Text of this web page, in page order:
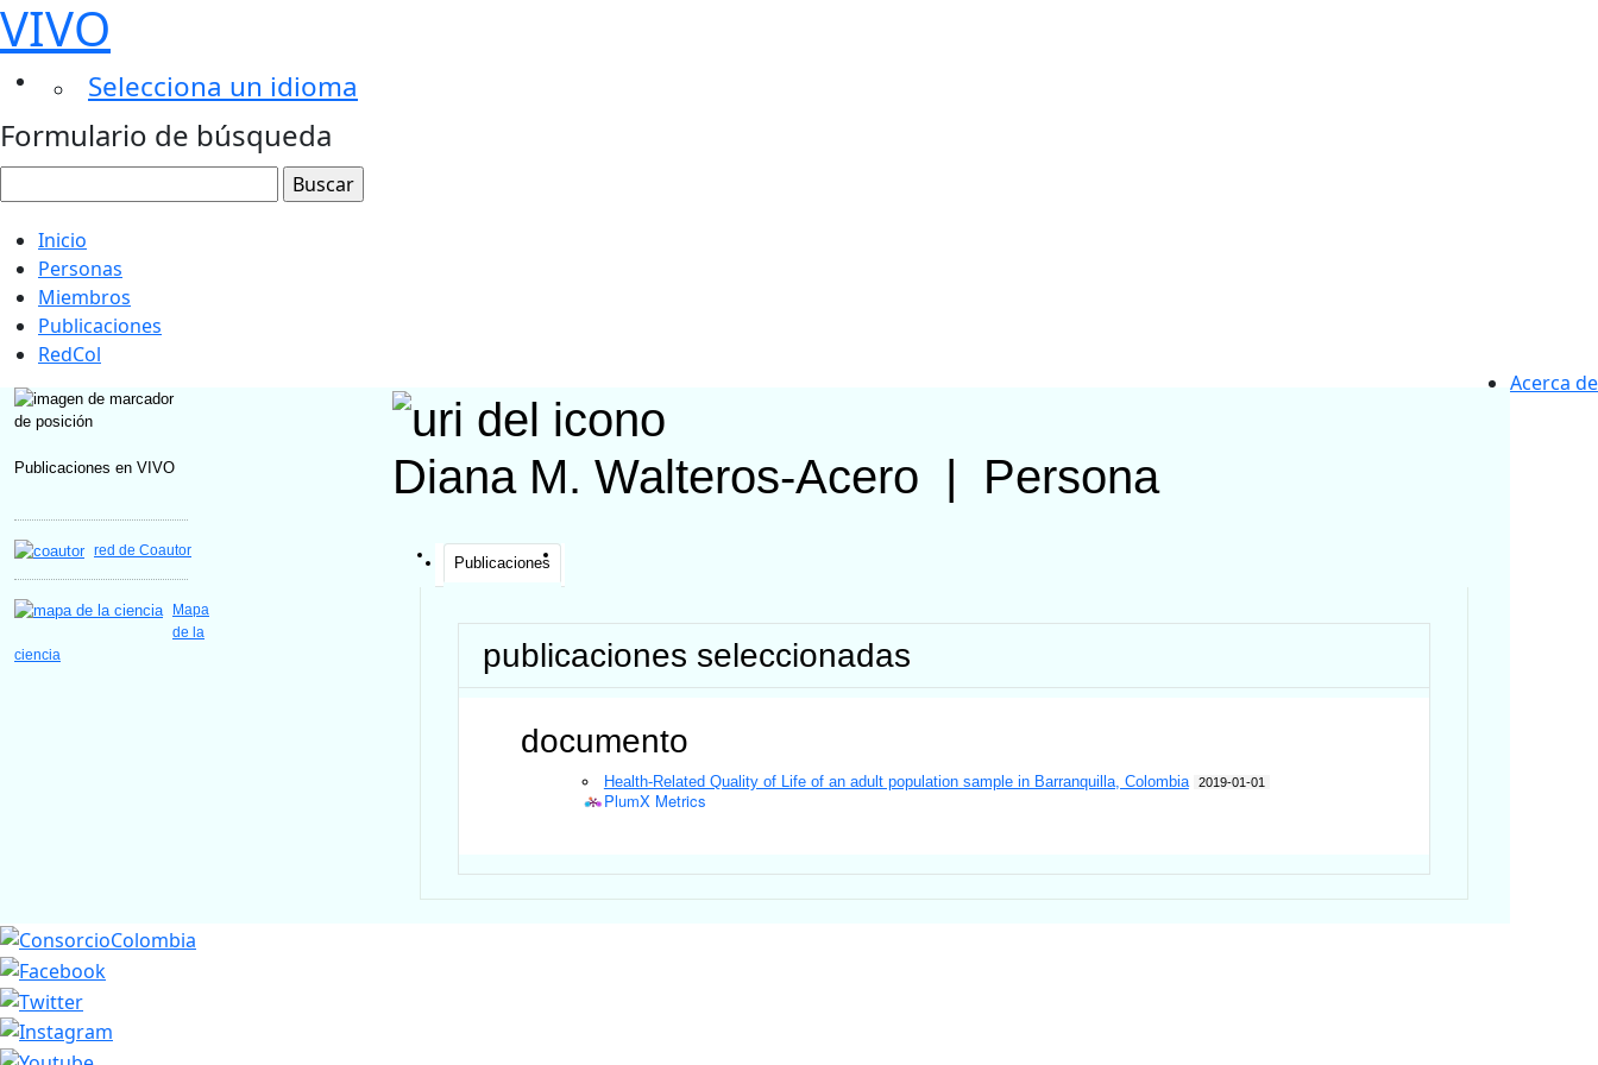
VIVO
Selecciona un idioma
Formulario de búsqueda
Inicio
Personas
Miembros
Publicaciones
RedCol
Acerca de
Publicaciones en VIVO
red de Coautor
Mapa
de la
ciencia
Diana M. Walteros-Acero Persona
Publicaciones
publicaciones seleccionadas
documento
Health-Related Quality of Life of an adult population sample in Barranquilla, Colombia 2019-01-01
PlumX Metrics